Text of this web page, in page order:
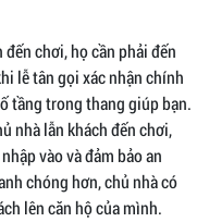
chơi, họ cần phải đến
lễ tân gọi xác nhận chính
tầng trong thang giúp bạn.
nhà lẫn khách đến chơi,
vào và đảm bảo an
chóng hơn, chủ nhà có
lên căn hộ của mình.